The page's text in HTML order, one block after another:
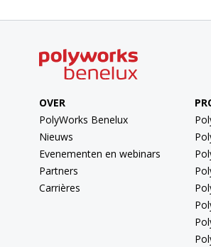
OVER
PolyWorks Benelux
Nieuws
Evenementen en webinars
Partners
Carrières